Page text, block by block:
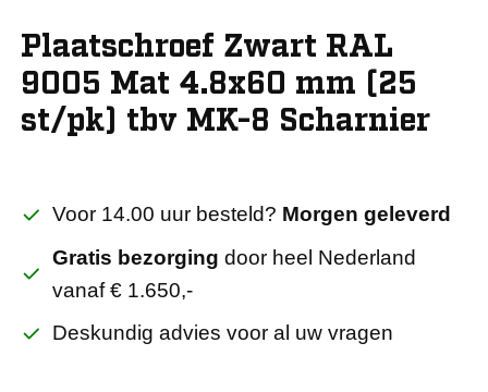
Plaatschroef Zwart RAL
9005 Mat 4.8x60 mm (25
st/pk) tbv MK-8 Scharnier
Voor 14.00 uur besteld? Morgen geleverd
Gratis bezorging door heel Nederland
vanaf € 1.650,-
Deskundig advies voor al uw vragen